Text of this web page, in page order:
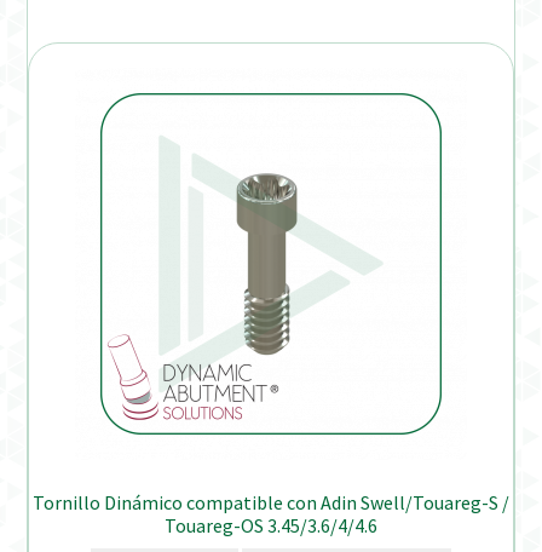
Tornillo Dinámico compatible con Adin Swell/Touareg-S /
Touareg-OS 3.45/3.6/4/4.6